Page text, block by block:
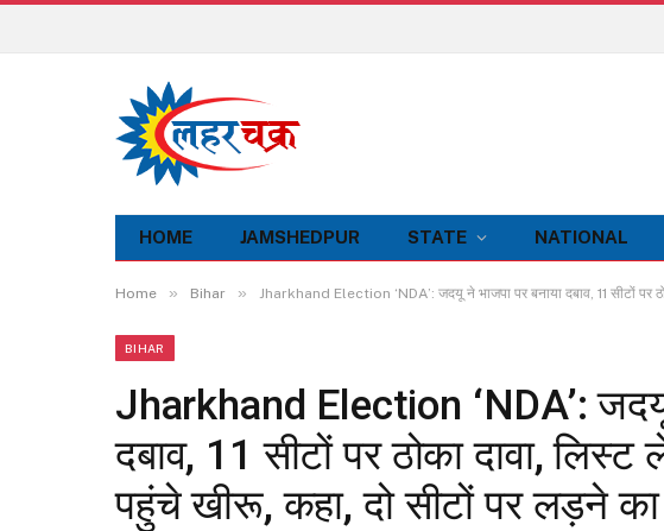
HOME JAMSHEDPUR STATE NATIONAL
Home » Bihar » Jharkhand Election ‘NDA’: जदयू ने भाजपा पर बनाया दबाव, 11 सीटों पर
BIHAR
Jharkhand Election ‘NDA’: जदयू
दबाव, 11 सीटों पर ठोका दावा,
पहुंचे खीरू, कहा, दो सीटों पर लड़ने का